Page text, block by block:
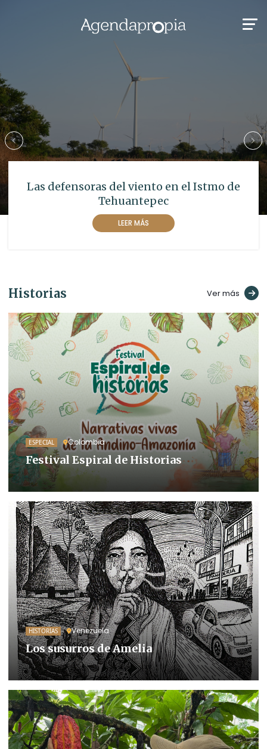
Las defensoras del viento en el Istmo de
Tehuantepec
LEER MÁS
Historias Ver más
ESPECIAL Colombia
Festival Espiral de Historias
HISTORIAS Venezuela
Los susurros de Amelia